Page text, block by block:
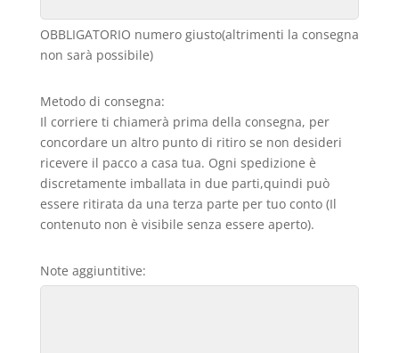
OBBLIGATORIO numero giusto(altrimenti la consegna
non sarà possibile)
Metodo di consegna:
Il corriere ti chiamerà prima della consegna, per
concordare un altro punto di ritiro se non desideri
ricevere il pacco a casa tua. Ogni spedizione è
discretamente imballata in due parti,quindi può
essere ritirata da una terza parte per tuo conto (Il
contenuto non è visibile senza essere aperto).
Note aggiuntitive: